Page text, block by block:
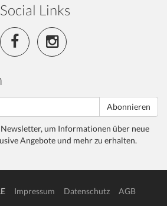
Social Links
Abonnieren
um Informationen über neue
Angebote und mehr zu erhalten.
Impressum Datenschutz
AGB